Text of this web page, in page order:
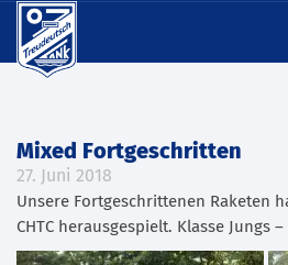
Mixed Fortgeschritten
27. Juni 2018
Unsere Fortgeschrittenen Raketen
CHTC herausgespielt. Klasse Jungs